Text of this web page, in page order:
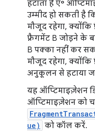
हटाता है ए॰
उम्मीद हो सकती है
मौजूद रहेगा, क्योंकि
फ़्रैगमेंट B जोड़ने के
B पक्का नहीं कर
मौजूद रहेगा, क्योंकि
अनुकूलन से हटाया
यह ऑप्टिमाइज़ेशन
ऑप्टिमाइज़ेशन को
ue) को कॉल करें.